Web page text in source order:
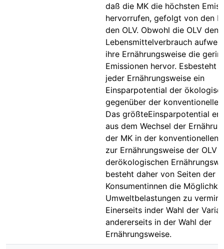
daß die MK die höchsten
hervorrufen, gefolgt von den
den OLV. Obwohl die OLV den
Lebensmittelverbrauch
ihre Ernährungsweise die
Emissionen hervor. Esbesteht
jeder Ernährungsweise ein
Einsparpotential der
gegenüber der
Das größteEinsparpotential
aus dem Wechsel der
der MK in der konventionellen
zur Ernährungsweise der OLV
derökologischen
besteht daher von Seiten der
Konsumentinnen die
Umweltbelastungen zu
Einerseits inder Wahl der
andererseits in der Wahl der
Ernährungsweise.